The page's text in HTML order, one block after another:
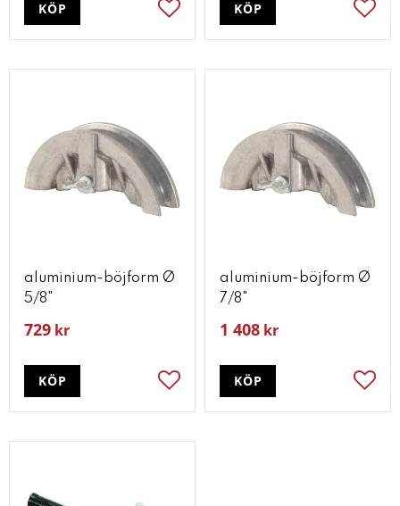
Lägg till i favoriter
KÖP KÖP
aluminium-böjform Ø
5/8"
729 kr
Lägg till i favoriter
KÖP
aluminium-böjform Ø
7/8"
1 408 kr
KÖP